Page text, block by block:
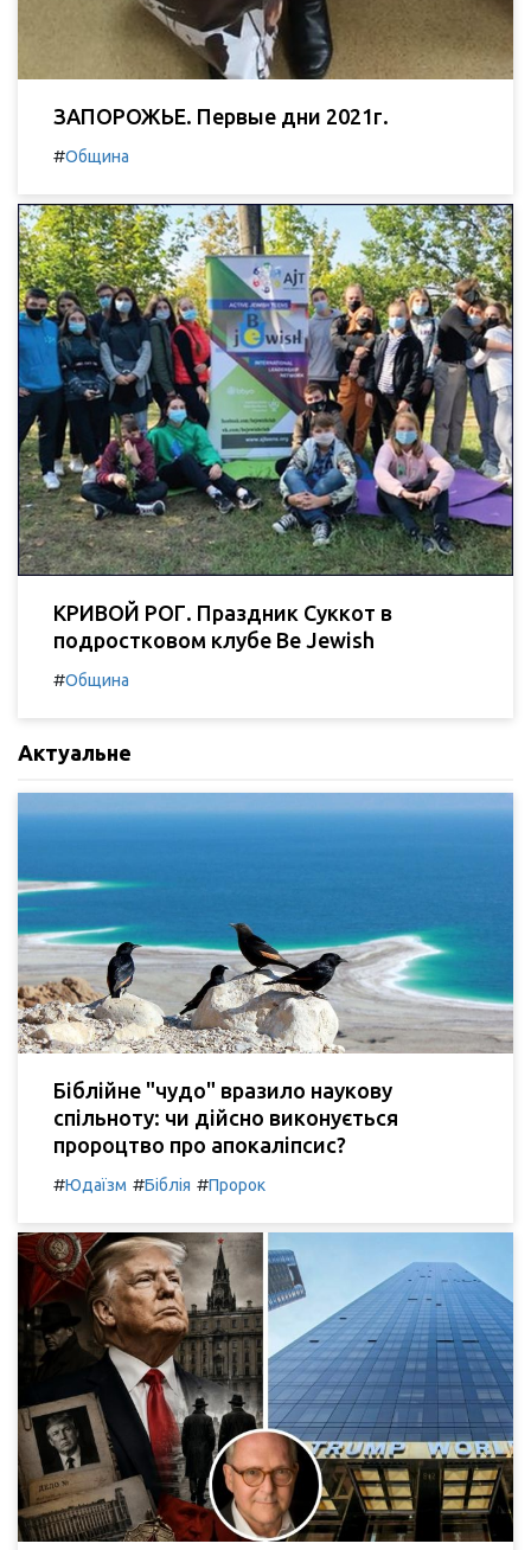
ЗАПОРОЖЬЕ. Первые дни 2021г.
#Община
КРИВОЙ РОГ. Праздник Суккот в
подростковом клубе Be Jewish
#Община
Актуальне
Біблійне "чудо" вразило наукову
спільноту: чи дійсно виконується
пророцтво про апокаліпсис?
#Юдаїзм #Біблія #Пророк